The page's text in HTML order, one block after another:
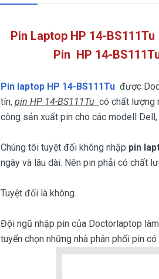
Pin Laptop HP 14-
Pin HP 14-
Pin laptop HP 14-BS111Tu được
tín, pin HP 14-BS111Tu có chất lượng
công sản xuất pin cho các modell
Chúng tôi tuyệt đối không nhập pin
ngày và lâu dài. Nên pin phải có chất
Tuyệt đối là không.
Đội ngũ nhập pin của Doctorlaptop
tuyển chọn những nhà phân phối pin